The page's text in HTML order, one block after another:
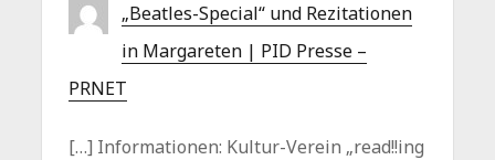
„Beatles-Special“ und Rezitationen
in Margareten | PID Presse –
PRNET
[…] Informationen: Kultur-Verein „read!!ing